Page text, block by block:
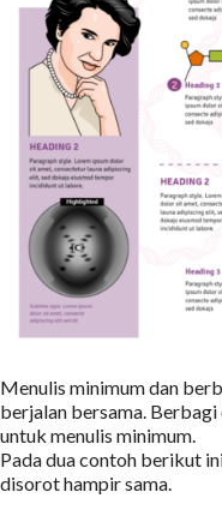
Menulis minimum dan
berjalan bersama.
untuk menulis minimum.
Pada dua contoh berikut
disorot hampir sama.